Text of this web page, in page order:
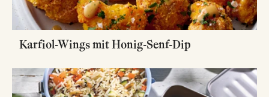
Karfiol-Wings mit Honig-Senf-Dip